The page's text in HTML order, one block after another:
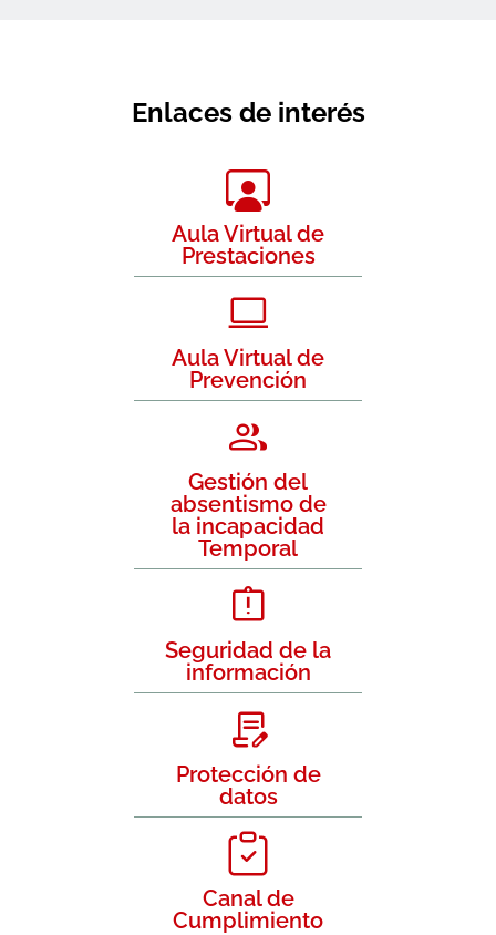
Enlaces de interés
Aula Virtual de
Prestaciones
Aula Virtual de
Prevención
Gestión del
absentismo de
la incapacidad
Temporal
Seguridad de la
información
Protección de
datos
Canal de
Cumplimiento